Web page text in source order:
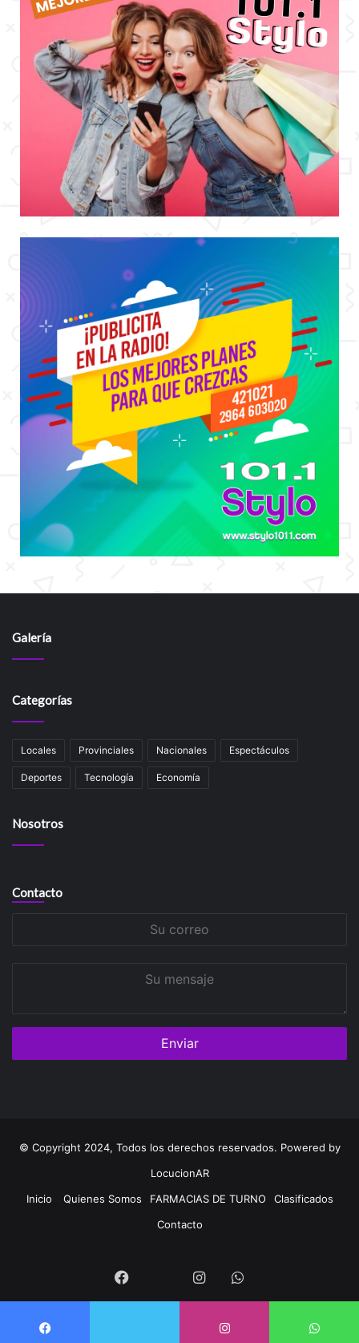
Galería
Categorías
Locales Provinciales Nacionales Espectáculos
Deportes Tecnología Economía
Nosotros
Contacto
© Copyright 2024, Todos los derechos reservados. Powered by
LocucionAR
Inicio
Quienes Somos FARMACIAS DE TURNO
Clasificados
Contacto
Facebook InstagramWhatsapp